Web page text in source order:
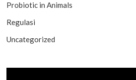
Probiotic in Animals
Regulasi
Uncategorized